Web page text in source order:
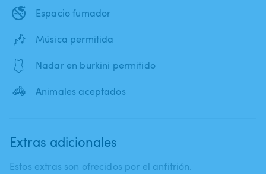
🚭 Espacio fumador
🎶 Música permitida
🩱 Nadar en burkini permitido
🦓 Animales aceptados
Extras adicionales
Estos extras son ofrecidos por el anfitrión.